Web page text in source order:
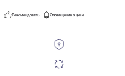
Рекомендовать Оповещение о цене